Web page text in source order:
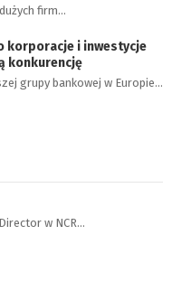
firm…
korporacje i inwestycje
konkurencję
grupy bankowej w Europie…
w NCR…